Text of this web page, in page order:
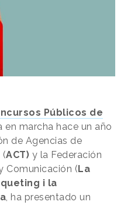
Públicos de
en marcha hace un año
de Agencias de
(ACT) y la Federación
Comunicación ( La
i la
, ha presentado un